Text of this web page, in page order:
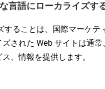
言語にローカライズす
することは、国際マーケテ
された Web サイトは通
、情報を提供します。